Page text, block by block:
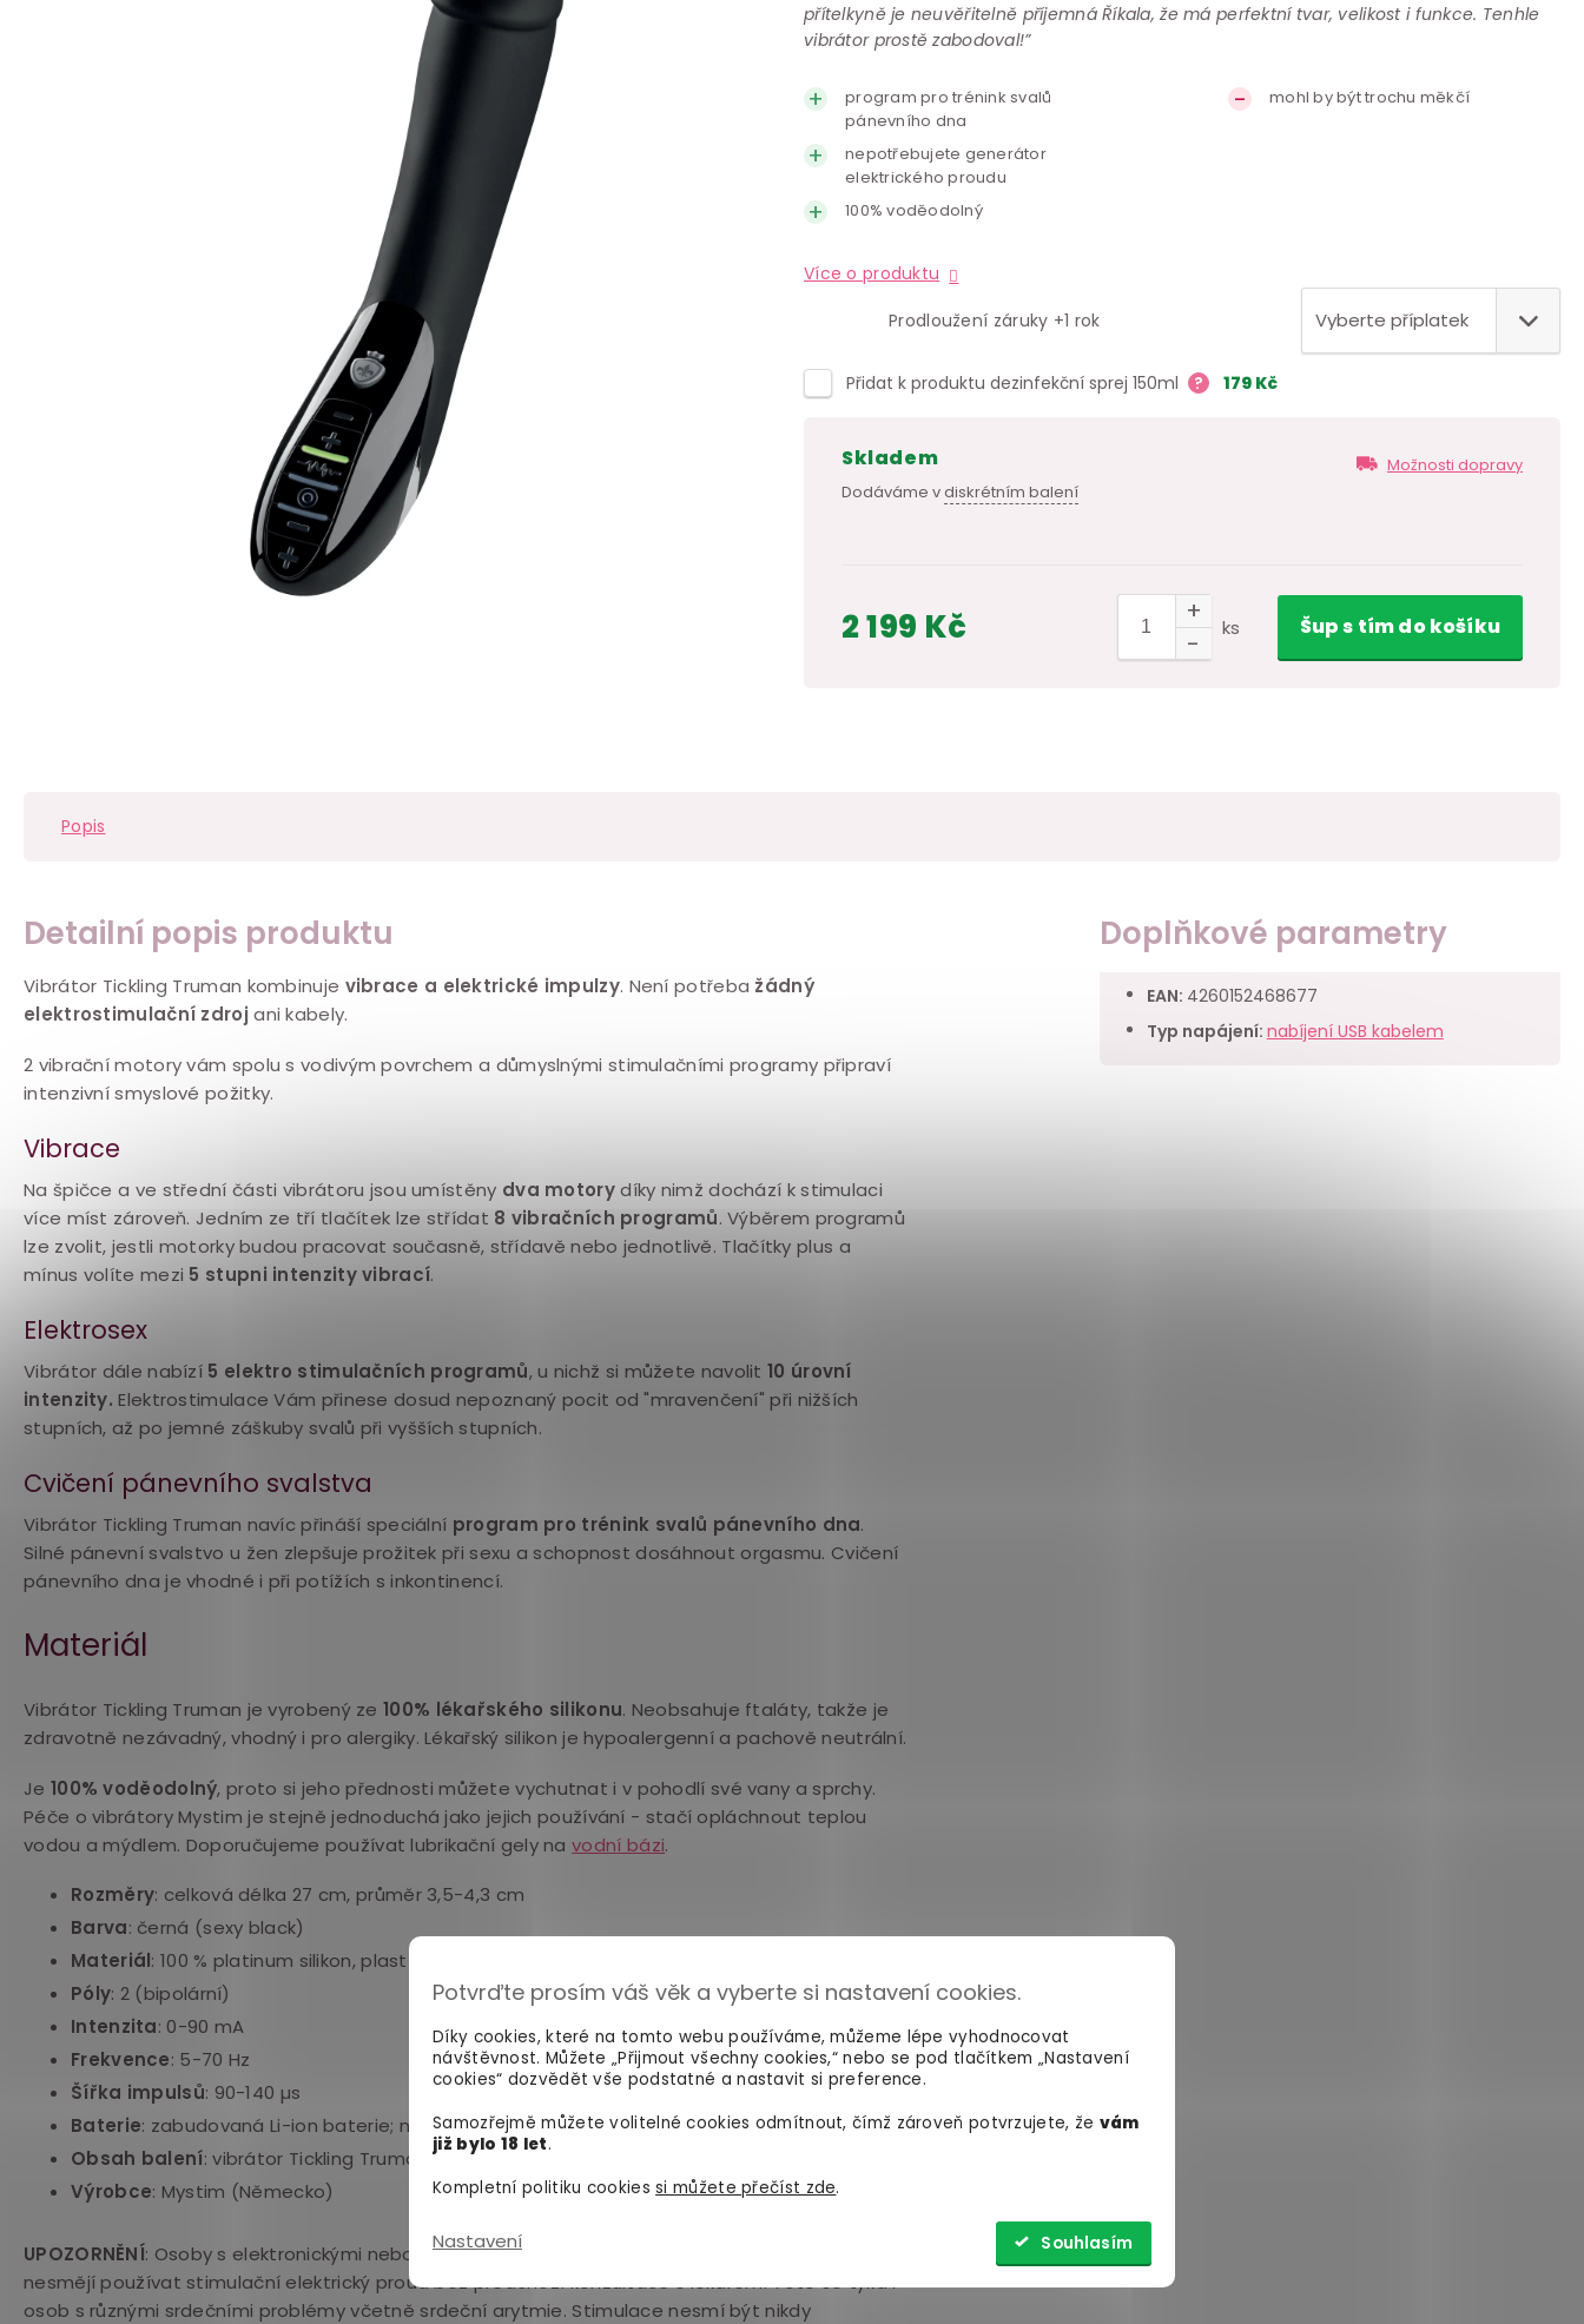
Potvrďte prosím váš věk a vyberte si nastavení cookies.
Díky cookies, které na tomto webu používáme, můžeme lépe vyhodnocovat
návštěvnost. Můžete „Přijmout všechny cookies,“ nebo se pod tlačítkem „Nastavení
cookies“ dozvědět vše podstatné a nastavit si preference.
Samozřejmě můžete volitelné cookies odmítnout, čímž zároveň potvrzujete, že vám
již bylo 18 let.
Kompletní politiku cookiessi můžete přečíst zde.
Nastavení Souhlasím
přítelkyně je neuvěřitelně příjemná Říkala, že má perfektní tvar, velikost i funkce. Tenhle
vibrátor prostě zabodoval!”
program pro trénink svalů
pánevního dna
nepotřebujete generátor
elektrického proudu
100% voděodolný
mohl by být trochu měkčí
Více o produktu
Prodloužení záruky +1 rok
Přidat k produktu dezinfekční sprej 150ml ? 179 Kč
skladem
Dodáváme vdiskrétním balení
Možnosti dopravy
2 199 Kč ks Šups tímdo košíku
Popis
Detailní popis produktu
Vibrátor Tickling Truman kombinuje vibrace a elektrické impulzy. Není potřeba žádný
elektrostimulační zdrojani kabely.
2 vibrační motory vám spolu s vodivým povrchem a důmyslnými stimulačními programy připraví
intenzivní smyslové požitky.
Vibrace
Na špičce a ve střední části vibrátoru jsou umístěny dva motorydíky nimž dochází k stimulaci
více míst zároveň. Jedním ze tří tlačítek lze střídat 8 vibračních programů. Výběrem programů
lze zvolit, jestli motorky budou pracovat současně, střídavě nebo jednotlivě. Tlačítky plus a
mínus volíte mezi 5 stupni intenzity vibrací.
Elektrosex
Vibrátor dále nabízí 5 elektro stimulačních programů, u nichž si můžete navolit10 úrovní
intenzity. Elektrostimulace Vám přinese dosud nepoznaný pocit od "mravenčení" při nižších
stupních, až po jemné záškuby svalů při vyšších stupních.
Cvičení pánevního svalstva
Vibrátor Tickling Truman navíc přináší speciální program pro trénink svalů pánevního dna.
Silné pánevní svalstvo u žen zlepšuje prožitek při sexu a schopnost dosáhnout orgasmu. Cvičení
pánevního dna je vhodné i při potížích s inkontinencí.
Materiál
Vibrátor Tickling Truman je vyrobený ze 100% lékařského silikonu. Neobsahuje ftaláty, takže je
zdravotně nezávadný, vhodný i pro alergiky. Lékařský silikon je hypoalergenní a pachově neutrální.
Je 100% voděodolný, proto si jeho přednosti můžete vychutnat i v pohodlí své vany a sprchy.
Péče o vibrátory Mystim je stejně jednoduchá jako jejich používání - stačí opláchnout teplou
vodou a mýdlem. Doporučujeme používat lubrikační gely navodní bázi.
Rozměry: celková délka 27 cm, průměr 3,5-4,3 cm
Barva: černá (sexy black)
Materiál: 100 % platinum silikon, plast (ABS)
Póly: 2 (bipolární)
Intenzita: 0-90 mA
Frekvence: 5-70 Hz
Šířka impulsů: 90-140 µs
Baterie: zabudovaná Li-ion baterie; nabíjení přes magnetický USB kabel (součástí balení)
Obsah balení: vibrátor Tickling Truman, nabíjecí USB kabel (magnetický), pouzdro
Výrobce: Mystim (Německo)
UPOZORNĚNÍ: Osoby s elektronickými nebo kovovými implantáty (např. kardiostimulátory)
nesmějí používat stimulační elektrický proud bez předchozí konzultace s lékařem. Toto se týká i
osob s různými srdečními problémy včetně srdeční arytmie. Stimulace nesmí být nikdy
Doplňkové parametry
EAN: 4260152468677
Typ napájení: nabíjení USB kabelem